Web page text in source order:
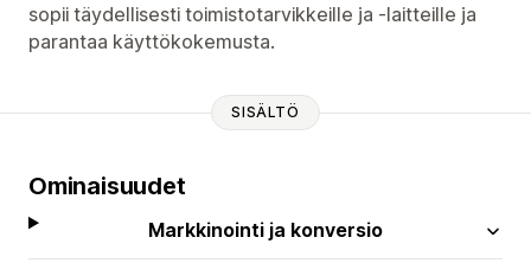
sopii täydellisesti toimistotarvikkeille ja -laitteille ja
parantaa käyttökokemusta.
SISÄLTÖ
Ominaisuudet
Markkinointi ja konversio